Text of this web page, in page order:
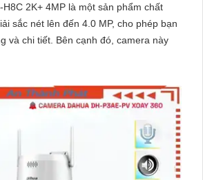
2K+ 4MP là một sản phẩm chất
sắc nét lên đến 4.0 MP, cho phép bạn
đó, camera này